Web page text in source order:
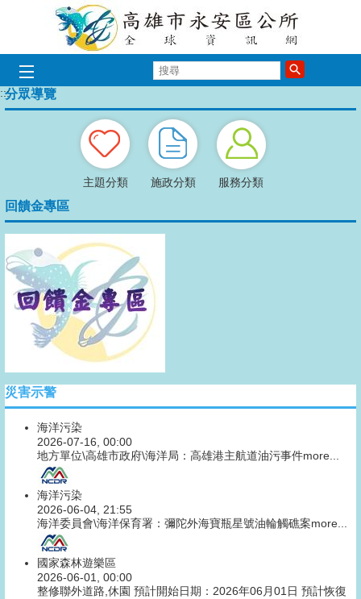
跳到主要內容區塊
尋
歡迎光臨永安
歡迎光臨永
歡迎光臨
歡迎光臨永安區公所
:::分眾導覽
主題分類 施政分類 服務分類
回饋金專區
災害示警
海洋污染
2026-07-16, 00:00
地方單位\高雄市政府\海洋局：高雄港主航道油污事件more...
海洋污染
2026-06-04, 21:55
海洋委員會\海洋保育署：彌陀外海寶瓶星號油輪觸礁案more...
國家森林遊樂區
2026-06-01, 00:00
整修聯外道路,休園 預計開始日期：2026年06月01日 預計恢復